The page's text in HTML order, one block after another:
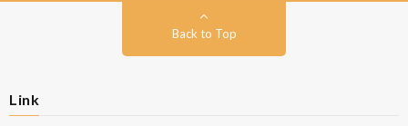
Back to Top
Link